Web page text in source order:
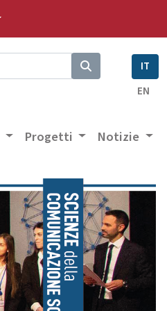
IT
EN
Progetti Notizie